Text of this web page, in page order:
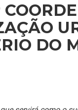
DO